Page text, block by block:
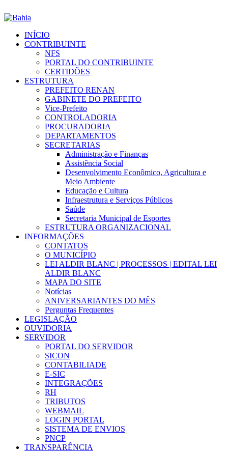
INÍCIO
CONTRIBUINTE
NFS
PORTAL DO CONTRIBUINTE
CERTIDÕES
ESTRUTURA
PREFEITO RENAN
GABINETE DO PREFEITO
Vice-Prefeito
CONTROLADORIA
PROCURADORIA
DEPARTAMENTOS
SECRETARIAS
Administração e Finanças
Assistência Social
Desenvolvimento Econômico, Agricultura e
Meio Ambiente
Educação e Cultura
Infraestrutura e Serviços Públicos
Saúde
Secretaria Municipal de Esportes
ESTRUTURA ORGANIZACIONAL
INFORMAÇÕES
CONTATOS
O MUNICÍPIO
LEI ALDIR BLANC | PROCESSOS | EDITAL LEI
ALDIR BLANC
MAPA DO SITE
Notícias
ANIVERSARIANTES DO MÊS
Perguntas Frequentes
LEGISLAÇÃO
OUVIDORIA
SERVIDOR
PORTAL DO SERVIDOR
SICON
CONTABILIADE
E-SIC
INTEGRAÇÕES
RH
TRIBUTOS
WEBMAIL
LOGIN PORTAL
SISTEMA DE ENVIOS
PNCP
TRANSPARÊNCIA